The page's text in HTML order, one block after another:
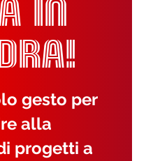
IN
gesto per
alla
progetti a